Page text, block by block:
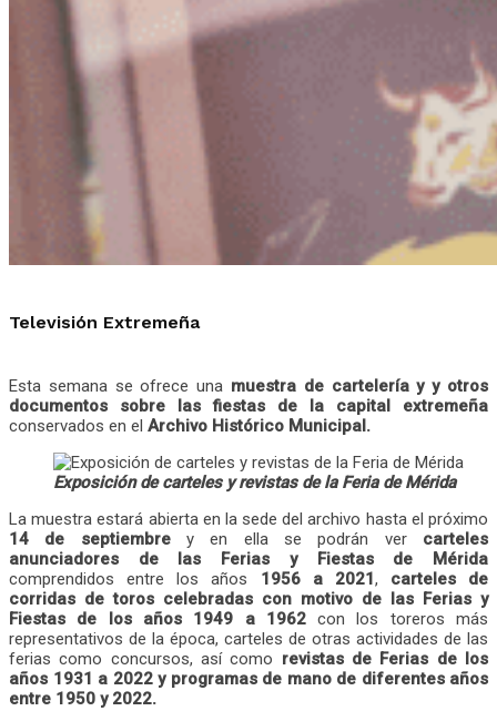
Televisión Extremeña
Esta semana se ofrece una muestra de cartelería y y otros
documentos sobre las fiestas de la capital extremeña
conservados en el Archivo Histórico Municipal.
Exposición de carteles y revistas de la Feria de Mérida
La muestra estará abierta en la sede del archivo hasta el próximo
14 de septiembrey en ella se podrán ver carteles
anunciadores de las Ferias y Fiestas de Mérida
comprendidos entre los años 1956 a 2021, carteles de
corridas de toros celebradas con motivo de las Ferias y
Fiestas de los años 1949 a 1962con los toreros más
representativos de la época, carteles de otras actividades de las
ferias como concursos, así como revistas de Ferias de los
años 1931 a 2022 y programas de mano de diferentes años
entre 1950 y 2022.